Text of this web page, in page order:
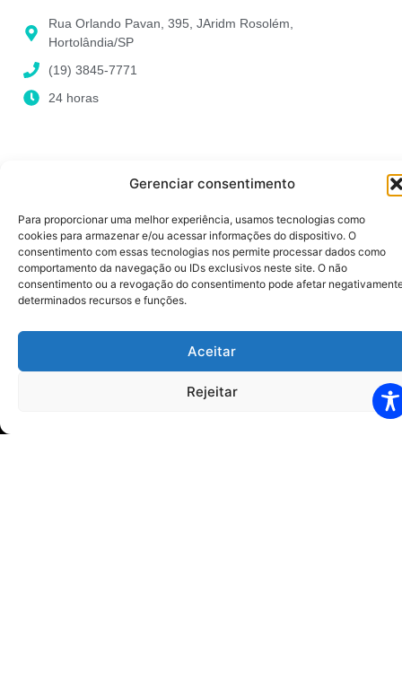
Gerenciar consentimento
Para proporcionar uma melhor experiência, usamos tecnologias como
cookies para armazenar e/ou acessar informações do dispositivo. O
consentimento com essas tecnologias nos permite processar dados como
comportamento da navegação ou IDs exclusivos neste site. O não
consentimento ou a revogação do consentimento pode afetar
determinados recursos e funções.
Aceitar
Rejeitar
Rua Orlando Pavan, 395, JAridm Rosolém,
Hortolândia/SP
(19) 3845-7771
24 horas